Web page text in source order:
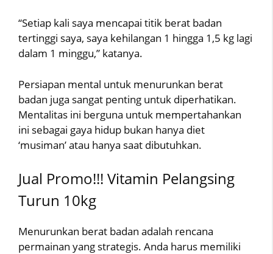
“Setiap kali saya mencapai titik berat badan
tertinggi saya, saya kehilangan 1 hingga 1,5 kg lagi
dalam 1 minggu,” katanya.
Persiapan mental untuk menurunkan berat
badan juga sangat penting untuk diperhatikan.
Mentalitas ini berguna untuk mempertahankan
ini sebagai gaya hidup bukan hanya diet
‘musiman’ atau hanya saat dibutuhkan.
Jual Promo!!! Vitamin Pelangsing
Turun 10kg
Menurunkan berat badan adalah rencana
permainan yang strategis. Anda harus memiliki